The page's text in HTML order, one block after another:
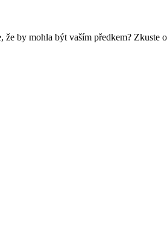
by mohla být vaším předkem? Zkuste